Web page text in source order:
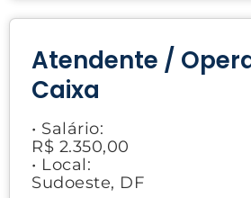
Atendente /
Caixa
• Salário:
R$ 2.350,00
• Local:
Sudoeste, DF